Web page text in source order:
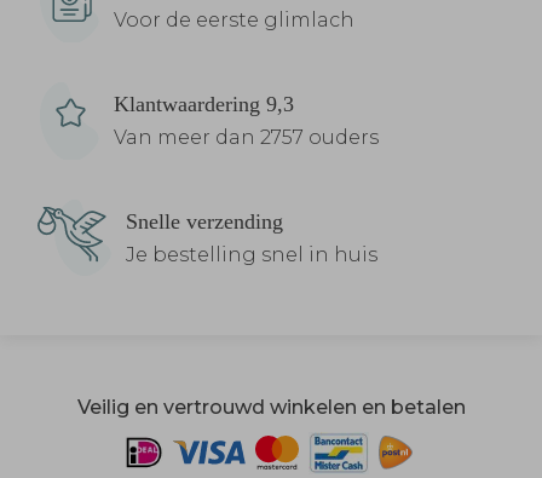
Voor de eerste glimlach
Klantwaardering 9,3
Van meer dan 2757 ouders
Snelle verzending
Je bestelling snel in huis
Veilig en vertrouwd winkelen en betalen